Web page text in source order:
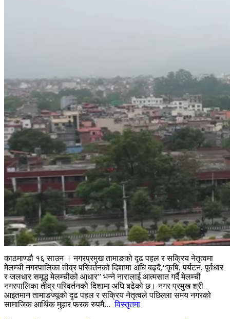
काठमाण्डौ १६ साउन । नगरप्रमुख तामाङको दृढ पहल र सक्रिय नेतृत्वमा
मेलम्ची नगरपालिका तीव्र परिवर्तनको दिशामा अघि बढ्दै,“कृषि, पर्यटन, पूर्वधार
र जलधार समृद्ध मेलम्चीको आधार” भन्ने नारालाई आत्मसात गर्दै मेलम्ची
नगरपालिका तीव्र परिवर्तनको दिशामा अघि बढेको छ। नगर प्रमुख श्री
आइतमान तामाङज्यूको दृढ पहल र सक्रिय नेतृत्वले पछिल्ला समय नगरको
सामाजिक आर्थिक मुहार फरक रुपमै... विस्तृतमा